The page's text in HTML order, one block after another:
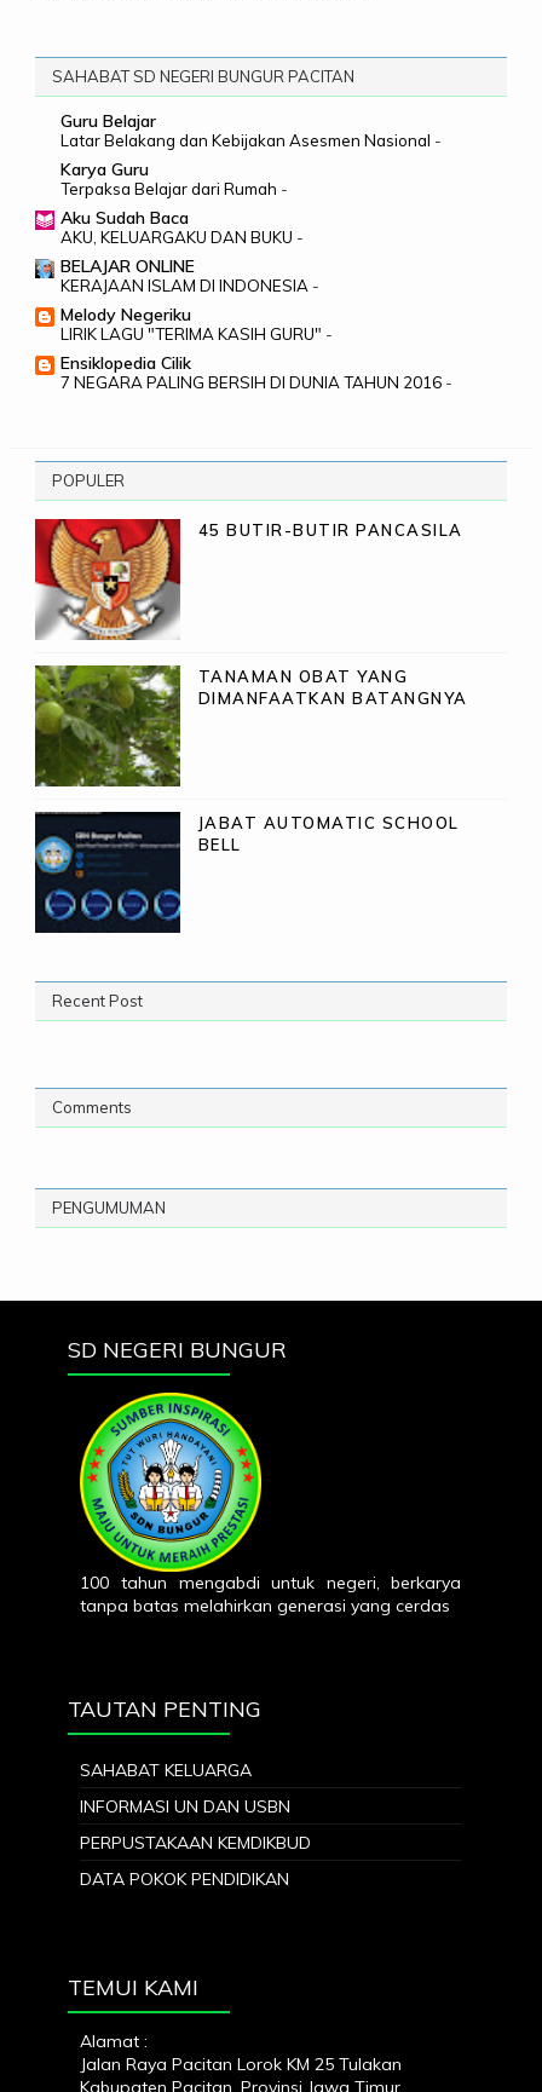
SAHABAT SD NEGERI BUNGUR PACITAN
Guru Belajar
Latar Belakang dan Kebijakan Asesmen Nasional -
Karya Guru
Terpaksa Belajar dari Rumah -
Aku Sudah Baca
AKU, KELUARGAKU DAN BUKU -
BELAJAR ONLINE
KERAJAAN ISLAM DI INDONESIA -
Melody Negeriku
LIRIK LAGU "TERIMA KASIH GURU" -
Ensiklopedia Cilik
7 NEGARA PALING BERSIH DI DUNIA TAHUN 2016 -
POPULER
45 BUTIR-BUTIR PANCASILA
TANAMAN OBAT YANG
DIMANFAATKAN BATANGNYA
JABAT AUTOMATIC SCHOOL
BELL
Recent Post
Comments
PENGUMUMAN
SD NEGERI BUNGUR
100 tahun mengabdi untuk negeri, berkarya
tanpa batas melahirkan generasi yang cerdas
TAUTAN PENTING
SAHABAT KELUARGA
INFORMASI UN DAN USBN
PERPUSTAKAAN KEMDIKBUD
DATA POKOK PENDIDIKAN
TEMUI KAMI
Alamat :
Jalan Raya Pacitan Lorok KM 25 Tulakan
Kabupaten Pacitan, Provinsi Jawa Timur